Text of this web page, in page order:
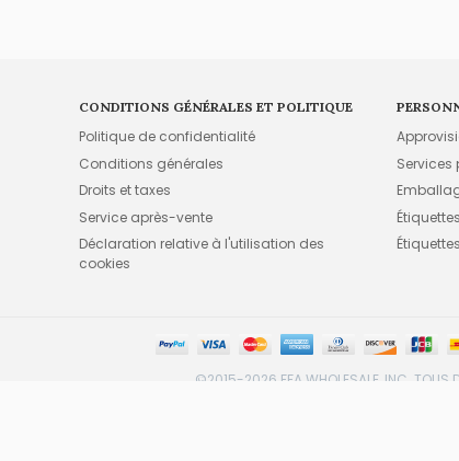
CONDITIONS GÉNÉRALES ET POLITIQUE
Politique de confidentialité
Conditions générales
Droits et taxes
Service après-vente
Déclaration relative à l'utilisation des
cookies
Services
©2015-2026 FFA WHOLESALE, INC. TOUS